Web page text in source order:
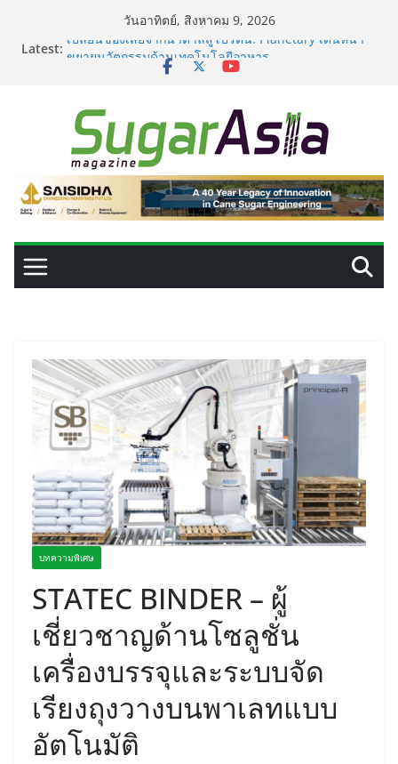
วันอาทิตย์, สิงหาคม 9, 2026
Latest: เปลี่ยนของเสียจากน้ำตาลสู่โปรตีน: Planetary เดินหน้า
ขยายนวัตกรรมด้านเทคโนโลยีอาหาร
อุตสาหกรรมเอทานอลไทยพร้อมรับ E20 โรงงาน 28 แห่งมี
กำลังผลิตรวม 7.2 ล้านลิตร/วัน
เครื่องแยกสีความแม่นยำสูง ยกระดับคุณภาพน้ำตาลและ
ประสิทธิภาพการผลิต
VEGAPULS Air: โซลูชันอัจฉริยะสำหรับการบริหารจัดการ
ถังเก็บในอุตสาหกรรมน้ำตาล
บทความพิเศษ
STATEC BINDER – ผู้
เชี่ยวชาญด้านโซลูชั่น
เครื่องบรรจุและระบบจัด
เรียงถุงวางบนพาเลทแบบ
อัตโนมัติ